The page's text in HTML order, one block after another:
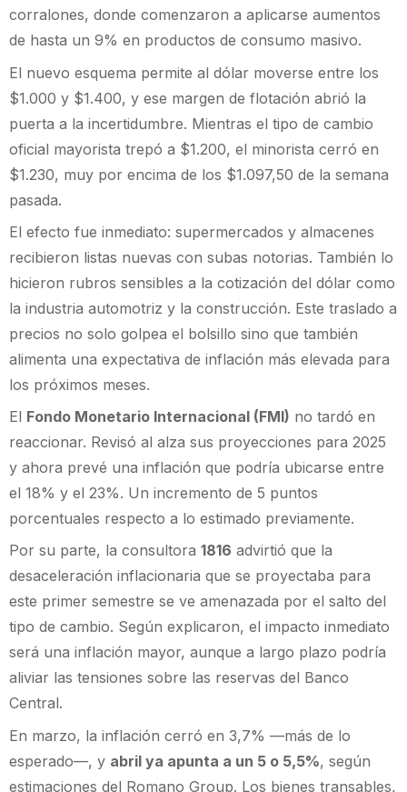
corralones, donde comenzaron a aplicarse aumentos
de hasta un 9% en productos de consumo masivo.
El nuevo esquema permite al dólar moverse entre los
$1.000 y $1.400, y ese margen de flotación abrió la
puerta a la incertidumbre. Mientras el tipo de cambio
oficial mayorista trepó a $1.200, el minorista cerró en
$1.230, muy por encima de los $1.097,50 de la semana
pasada.
El efecto fue inmediato: supermercados y almacenes
recibieron listas nuevas con subas notorias. También lo
hicieron rubros sensibles a la cotización del dólar como
la industria automotriz y la construcción. Este traslado a
precios no solo golpea el bolsillo sino que también
alimenta una expectativa de inflación más elevada para
los próximos meses.
El Fondo Monetario Internacional (FMI) no tardó en
reaccionar. Revisó al alza sus proyecciones para 2025
y ahora prevé una inflación que podría ubicarse entre
el 18% y el 23%. Un incremento de 5 puntos
porcentuales respecto a lo estimado previamente.
Por su parte, la consultora 1816 advirtió que la
desaceleración inflacionaria que se proyectaba para
este primer semestre se ve amenazada por el salto del
tipo de cambio. Según explicaron, el impacto inmediato
será una inflación mayor, aunque a largo plazo podría
aliviar las tensiones sobre las reservas del Banco
Central.
En marzo, la inflación cerró en 3,7% —más de lo
esperado—, y abril ya apunta a un 5 o 5,5%, según
estimaciones del Romano Group. Los bienes transables,